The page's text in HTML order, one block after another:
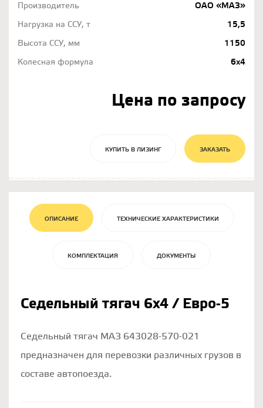
Производитель
ОАО «МАЗ»
Нагрузка на ССУ, т
15,5
Высота ССУ, мм
1150
Колесная формула
6х4
Цена по запросу
КУПИТЬ В ЛИЗИНГ ЗАКАЗАТЬ
ОПИСАНИЕ ТЕХНИЧЕСКИЕ ХАРАКТЕРИСТИКИ
КОМПЛЕКТАЦИЯ ДОКУМЕНТЫ
Седельный тягач 6х4 / Евро-5
Седельный тягач МАЗ 643028-570-021
предназначен для перевозки различных грузов в
составе автопоезда.